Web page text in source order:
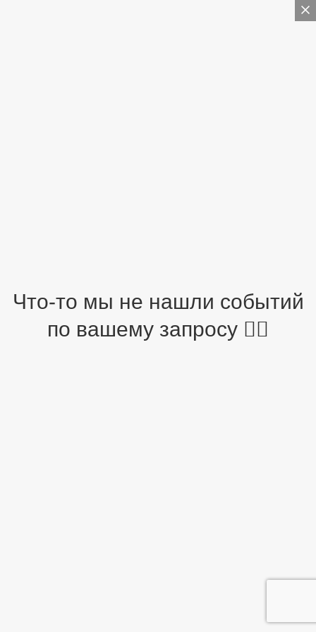
Что-то мы не нашли событий
по вашему запросу 🤷‍♂️